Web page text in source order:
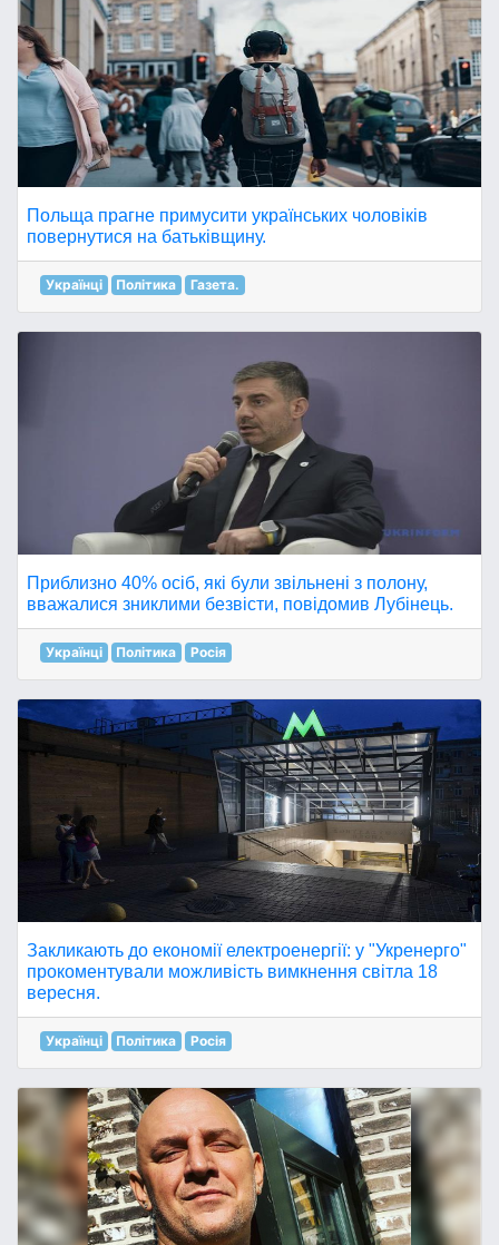
Польща прагне примусити українських чоловіків
повернутися на батьківщину.
Українці Політика Газета.
Приблизно 40% осіб, які були звільнені з полону,
вважалися зниклими безвісти, повідомив Лубінець.
Українці Політика Росія
Закликають до економії електроенергії: у "Укренерго"
прокоментували можливість вимкнення світла 18
вересня.
Українці Політика Росія